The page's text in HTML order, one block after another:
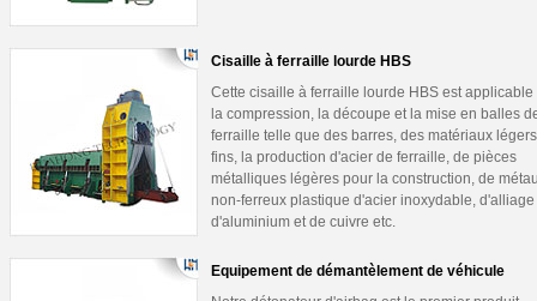
Cisaille à ferraille lourde HBS
Cette cisaille à ferraille lourde HBS est applicable
la compression, la découpe et la mise en balles
ferraille telle que des barres, des matériaux
fins, la production d'acier de ferraille, de pièces
métalliques légères pour la construction, de
non-ferreux plastique d'acier inoxydable, d'alliage
d'aluminium et de cuivre etc.
Equipement de démantèlement de véhicule